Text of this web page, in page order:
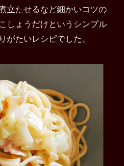
立たせるなど細かいコツの
しょうだけというシンプル
がたいレシピでした。